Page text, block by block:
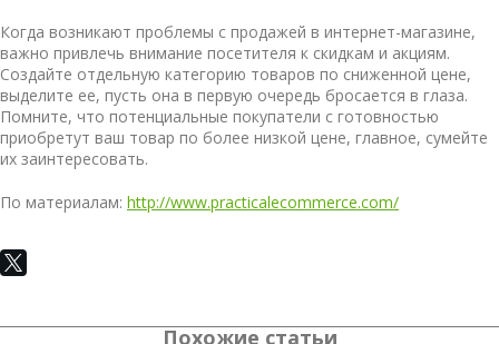
Когда возникают проблемы с продажей в интернет-магазине,
важно привлечь внимание посетителя к скидкам и акциям.
Создайте отдельную категорию товаров по сниженной цене,
выделите ее, пусть она в первую очередь бросается в глаза.
Помните, что потенциальные покупатели с готовностью
приобретут ваш товар по более низкой цене, главное, сумейте
их заинтересовать.
По материалам: http://www.practicalecommerce.com/
Похожие статьи